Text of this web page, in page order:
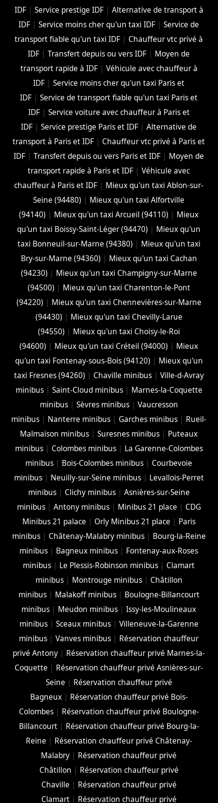
IDF| Service prestige IDF| Alternative de transport à
IDF |Service moins cher qu'un taxi IDF |Service de
transport fiable qu'un taxi IDF | Chauffeur vtc privé à
IDF |Transfert depuis ou vers IDF | Moyen de
transport rapide à IDF| Véhicule avec chauffeur à
IDF |Service moins cher qu'un taxi Paris et
IDF |Service de transport fiable qu'un taxi Paris et
IDF| Service voiture avec chauffeur à Paris et
IDF |Service prestige Paris et IDF |Alternative de
transport à Paris et IDF | Chauffeur vtc privé à Paris et
IDF |Transfert depuis ou vers Paris et IDF | Moyen de
transport rapide à Paris et IDF |Véhicule avec
chauffeur à Paris et IDF | Mieux qu'un taxi Ablon-sur-
Seine (94480) | Mieux qu'un taxi Alfortville
(94140) | Mieux qu'un taxi Arcueil (94110) | Mieux
qu'un taxi Boissy-Saint-Léger (94470) | Mieux qu'un
taxi Bonneuil-sur-Marne (94380) | Mieux qu'un taxi
Bry-sur-Marne (94360) | Mieux qu'un taxi Cachan
(94230) | Mieux qu'un taxi Champigny-sur-Marne
(94500) | Mieux qu'un taxi Charenton-le-Pont
(94220) | Mieux qu'un taxi Chennevières-sur-Marne
(94430) | Mieux qu'un taxi Chevilly-Larue
(94550) | Mieux qu'un taxi Choisy-le-Roi
(94600) | Mieux qu'un taxi Créteil (94000) | Mieux
qu'un taxi Fontenay-sous-Bois (94120) | Mieux qu'un
taxi Fresnes (94260) | Chaville minibus| Ville-d-Avray
minibus| Saint-Cloud minibus| Marnes-la-Coquette
minibus| Sèvres minibus| Vaucresson
minibus | Nanterre minibus | Garches minibus | Rueil-
Malmaison minibus |Suresnes minibus | Puteaux
minibus| Colombes minibus| La Garenne-Colombes
minibus | Bois-Colombes minibus | Courbevoie
minibus| Neuilly-sur-Seine minibus| Levallois-Perret
minibus| Clichy minibus| Asnières-sur-Seine
minibus| Antony minibus| Minibus 21 place | CDG
Minibus 21 palace | Orly Minibus 21 place | Paris
minibus| Châtenay-Malabry minibus| Bourg-la-Reine
minibus | Bagneux minibus | Fontenay-aux-Roses
minibus | Le Plessis-Robinson minibus | Clamart
minibus| Montrouge minibus| Châtillon
minibus| Malakoff minibus| Boulogne-Billancourt
minibus | Meudon minibus |Issy-les-Moulineaux
minibus| Sceaux minibus| Villeneuve-la-Garenne
minibus |Vanves minibus | Réservation chauffeur
privé Antony | Réservation chauffeur privé Marnes-la-
Coquette | Réservation chauffeur privé Asnières-sur-
Seine | Réservation chauffeur privé
Bagneux| Réservation chauffeur privé Bois-
Colombes| Réservation chauffeur privé Boulogne-
Billancourt| Réservation chauffeur privé Bourg-la-
Reine | Réservation chauffeur privé Châtenay-
Malabry | Réservation chauffeur privé
Châtillon | Réservation chauffeur privé
Chaville | Réservation chauffeur privé
Clamart| Réservation chauffeur privé